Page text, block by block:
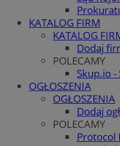
KATALOG FIRM
KATALOG
Dodaj
POLECAMY
Skup.io
OGŁOSZENIA
OGŁOSZENIA
Dodaj
POLECAMY
Protocol